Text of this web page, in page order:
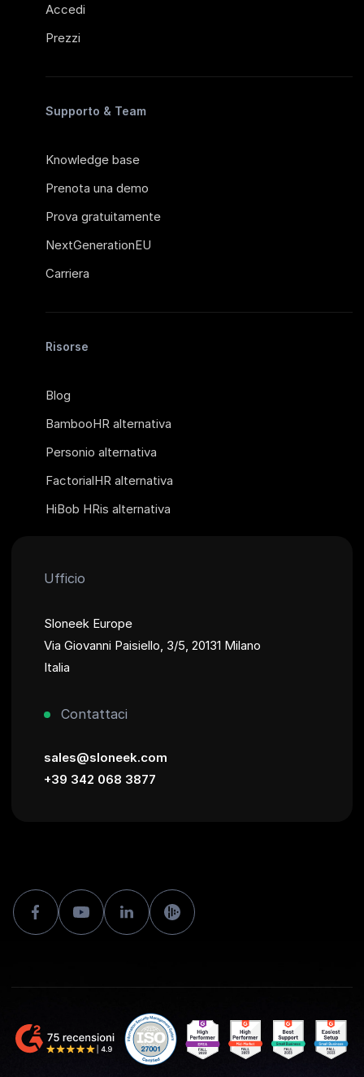
Accedi
Prezzi
Supporto & Team
Knowledge base
Prenota una demo
Prova gratuitamente
NextGenerationEU
Carriera
Risorse
Blog
BambooHR alternativa
Personio alternativa
FactorialHR alternativa
HiBob HRis alternativa
Ufficio
Sloneek Europe
Via Giovanni Paisiello, 3/5, 20131 Milano
Italia
Contattaci
sales@sloneek.com
+39 342 068 3877